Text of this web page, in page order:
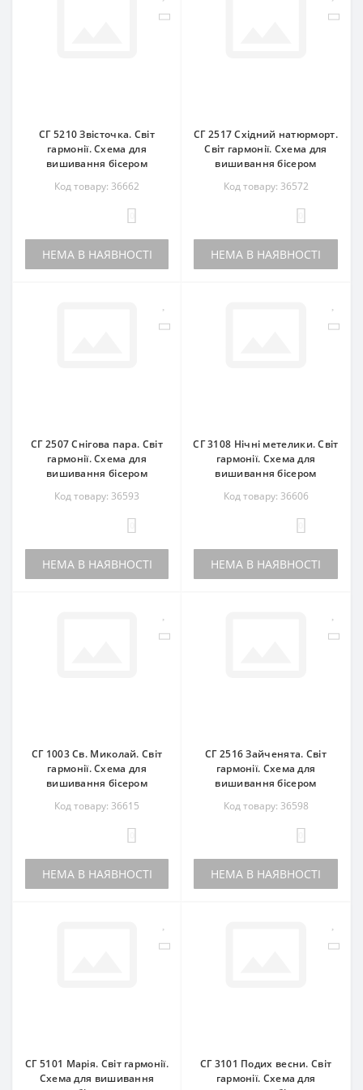
СГ 5210 Звісточка. Світ
гармонії. Схема для
вишивання бісером
Код товару: 36662
НЕМА В НАЯВНОСТІ
СГ 2517 Східний натюрморт.
Світ гармонії. Схема для
вишивання бісером
Код товару: 36572
НЕМА В НАЯВНОСТІ
СГ 2507 Снігова пара. Світ
гармонії. Схема для
вишивання бісером
Код товару: 36593
НЕМА В НАЯВНОСТІ
СГ 3108 Нічні метелики. Світ
гармонії. Схема для
вишивання бісером
Код товару: 36606
НЕМА В НАЯВНОСТІ
СГ 1003 Св. Миколай. Світ
гармонії. Схема для
вишивання бісером
Код товару: 36615
НЕМА В НАЯВНОСТІ
СГ 2516 Зайченята. Світ
гармонії. Схема для
вишивання бісером
Код товару: 36598
НЕМА В НАЯВНОСТІ
СГ 5101 Марія. Світ гармонії.
Схема для вишивання
СГ 3101 Подих весни. Світ
гармонії. Схема для